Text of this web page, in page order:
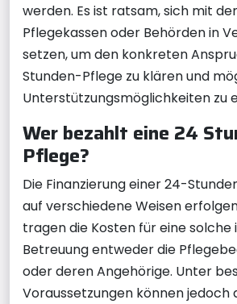
werden. Es ist ratsam, sich mit
Pflegekassen oder Behörden in
setzen, um den konkreten
Stunden-Pflege zu klären und
Unterstützungsmöglichkeiten zu
Wer bezahlt eine 24
Pflege?
Die Finanzierung einer 24-
auf verschiedene Weisen
tragen die Kosten für eine solche
Betreuung entweder die
oder deren Angehörige. Unter
Voraussetzungen können jedoch